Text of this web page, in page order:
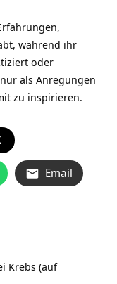
während ihr
oder
als Anregungen
zu inspirieren.
Email
Krebs (auf